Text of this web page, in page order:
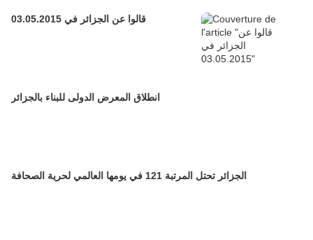
قالوا عن الجزائر في 03.05.2015
انطلاق المعرض الدولى للبناء بالجزائر
الجزائر تحتل المرتبة 121 في يومها العالمي لحرية الصحافة